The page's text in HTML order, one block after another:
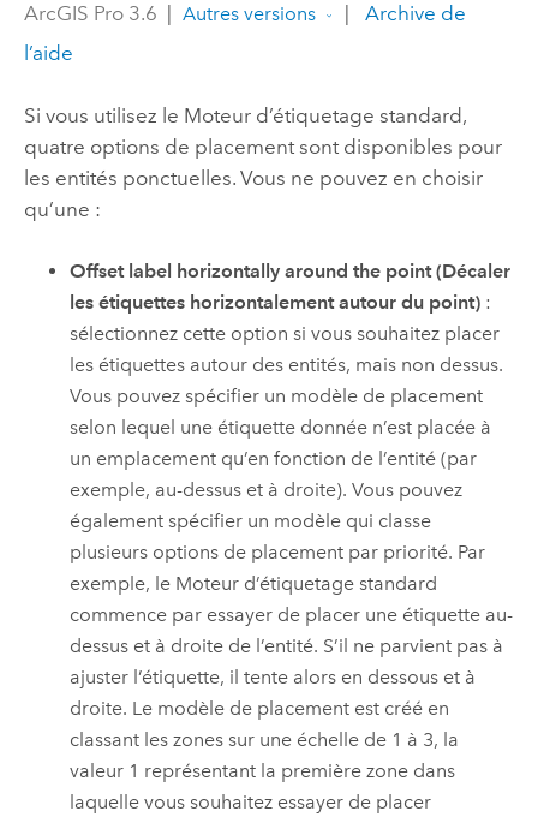
ArcGIS Pro 3.6 Autres versions
Archive de
l’aide
Si vous utilisez le Moteur d’étiquetage standard,
quatre options de placement sont disponibles pour
les entités ponctuelles. Vous ne pouvez en choisir
qu’une :
Offset label horizontally around the point (Décaler
les étiquettes horizontalement autour du point) :
sélectionnez cette option si vous souhaitez placer
les étiquettes autour des entités, mais non dessus.
Vous pouvez spécifier un modèle de placement
selon lequel une étiquette donnée n’est placée à
un emplacement qu’en fonction de l’entité (par
exemple, au-dessus et à droite). Vous pouvez
également spécifier un modèle qui classe
plusieurs options de placement par priorité. Par
exemple, le Moteur d’étiquetage standard
commence par essayer de placer une étiquette au-
dessus et à droite de l’entité. S’il ne parvient pas à
ajuster l’étiquette, il tente alors en dessous et à
droite. Le modèle de placement est créé en
classant les zones sur une échelle de 1 à 3, la
valeur 1 représentant la première zone dans
laquelle vous souhaitez essayer de placer